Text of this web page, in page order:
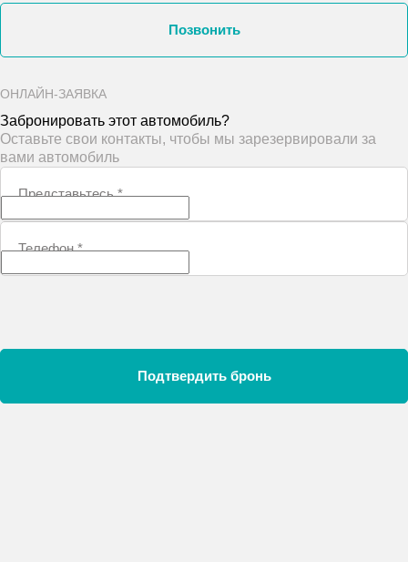
Позвонить
ОНЛАЙН-ЗАЯВКА
Забронировать этот автомобиль?
Оставьте свои контакты, чтобы мы зарезервировали за
вами автомобиль
Представьтесь*
Телефон*
Подтвердить бронь